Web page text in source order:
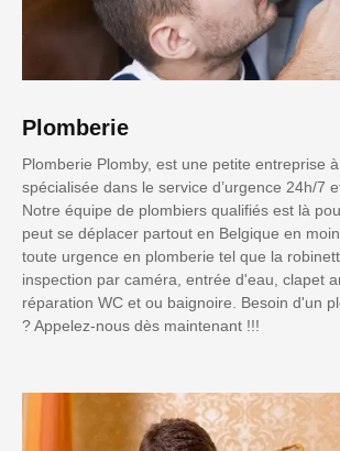
Plomberie
Plomberie Plomby, est une petite entreprise
spécialisée dans le service d’urgence 24h/7
Notre équipe de plombiers qualifiés est là
peut se déplacer partout en Belgique en
toute urgence en plomberie tel que la
inspection par caméra, entrée d'eau, clapet
réparation WC et ou baignoire. Besoin d'un
? Appelez-nous dès maintenant !!!